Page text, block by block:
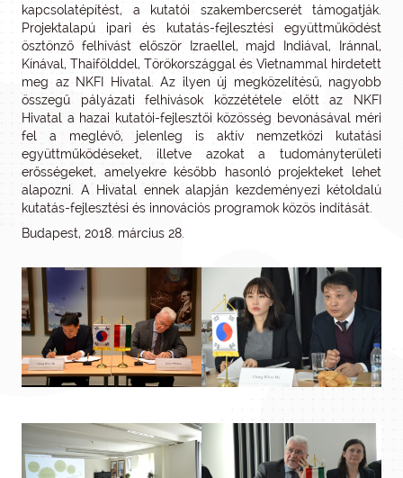
kapcsolatépítést, a kutatói szakembercserét támogatják.
Projektalapú ipari és kutatás-fejlesztési együttműködést
ösztönző felhívást először Izraellel, majd Indiával, Iránnal,
Kínával, Thaifölddel, Törökországgal és Vietnammal hirdetett
meg az NKFI Hivatal. Az ilyen új megközelítésű, nagyobb
összegű pályázati felhívások közzététele előtt az NKFI
Hivatal a hazai kutatói-fejlesztői közösség bevonásával méri
fel a meglévő, jelenleg is aktív nemzetközi kutatási
együttműködéseket, illetve azokat a tudományterületi
erősségeket, amelyekre később hasonló projekteket lehet
alapozni. A Hivatal ennek alapján kezdeményezi kétoldalú
kutatás-fejlesztési és innovációs programok közös indítását.
Budapest, 2018. március 28.